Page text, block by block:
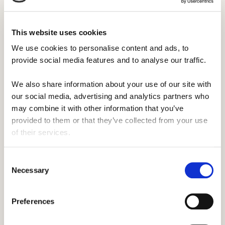
This website uses cookies
We use cookies to personalise content and ads, to
provide social media features and to analyse our traffic.
We also share information about your use of our site with
our social media, advertising and analytics partners who
may combine it with other information that you’ve
provided to them or that they’ve collected from your use
of their services.
Selection
Necessary
Preferences
Roles en el campamento.
Trabajar en un campamento podría llevarte
Aunque el trabajo es duro, es uno de los
empleos más gratificantes que existen.
Con roles que cubren desde ser monitor de
campamento hasta ser instructor de la
convencidos de que hay un puesto para ti
en un campamento de verano.